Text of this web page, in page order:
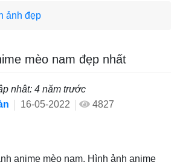
ảnh đẹp
mèo nam đẹp nhất
nhât: 4 năm trước
16-05-2022 4827
anime mèo nam. Hình ảnh anime